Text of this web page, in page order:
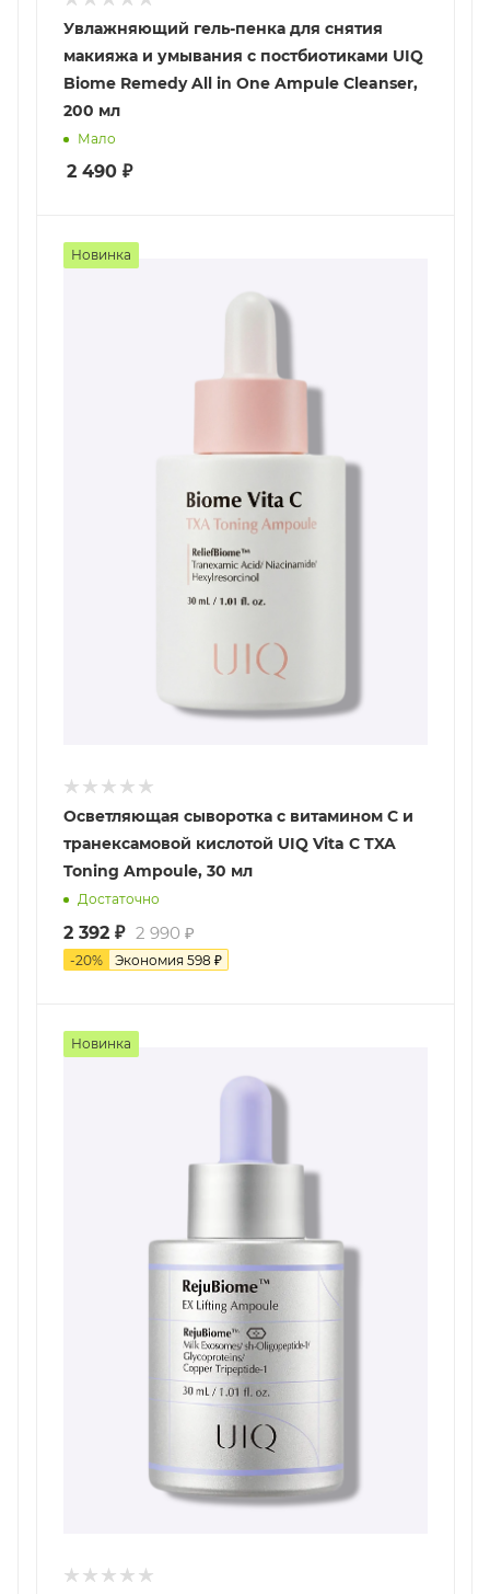
Увлажняющий гель-пенка для снятия
макияжа и умывания с постбиотиками UIQ
Biome Remedy All in One Ampule Cleanser,
200 мл
Мало
2 490 ₽
Новинка
Осветляющая сыворотка с витамином С и
транексамовой кислотой UIQ Vita C TXA
Toning Ampoule, 30 мл
Достаточно
2 392 ₽ 2 990 ₽
-20% Экономия 598 ₽
Новинка